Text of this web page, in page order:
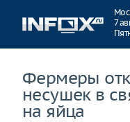
7
Фермеры
несушек в
на яйца